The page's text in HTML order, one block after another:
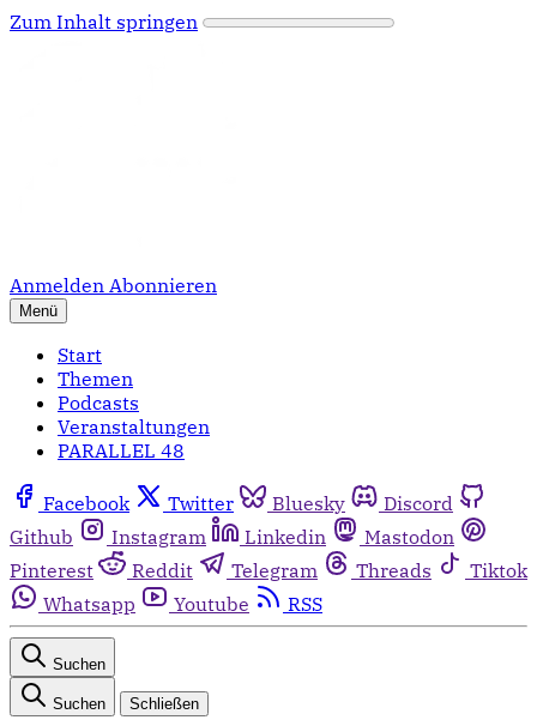
Zum Inhalt springen
Anmelden Abonnieren
Menü
Start
Themen
Podcasts
Veranstaltungen
PARALLEL 48
Facebook Twitter Bluesky
Discord
Github
Instagram Linkedin
Mastodon
Pinterest
Reddit Telegram Threads
Tiktok
Whatsapp
Youtube RSS
Suchen
Suchen Schließen